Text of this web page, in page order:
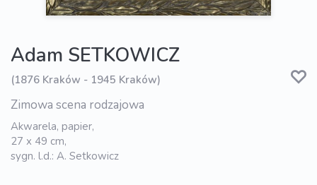
Adam SETKOWICZ
(1876 Kraków - 1945 Kraków)
Zimowa scena rodzajowa
Akwarela, papier,
27 x 49 cm,
sygn. l.d.: A. Setkowicz